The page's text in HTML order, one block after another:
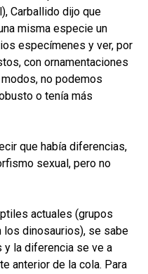
Carballido dijo que
misma especie un
especímenes y ver, por
con ornamentaciones
no podemos
o tenía más
que había diferencias,
sexual, pero no
actuales (grupos
los dinosaurios), se sabe
y la diferencia se ve a
anterior de la cola. Para